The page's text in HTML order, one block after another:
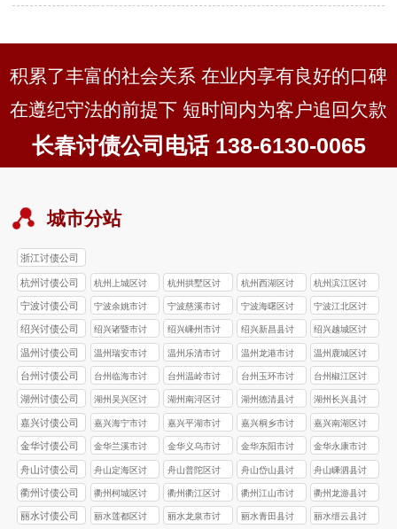
较高比例7%收费**：收费金额为\(100万
\times7…
积累了丰富的社会关系 在业内享有良好的口碑
在遵纪守法的前提下 短时间内为客户追回欠款
长春讨债公司电话 138-6130-0065
城市分站
浙江讨债公司
杭州讨债公司
杭州上城区讨
债公司
杭州拱墅区讨
债公司
杭州西湖区讨
债公司
杭州滨江区讨
债公司
宁波讨债公司
宁波余姚市讨
债公司
宁波慈溪市讨
债公司
宁波海曙区讨
债公司
宁波江北区讨
债公司
绍兴讨债公司
绍兴诸暨市讨
债公司
绍兴嵊州市讨
债公司
绍兴新昌县讨
债公司
绍兴越城区讨
债公司
温州讨债公司
温州瑞安市讨
债公司
温州乐清市讨
债公司
温州龙港市讨
债公司
温州鹿城区讨
债公司
台州讨债公司
台州‌临海市讨
债公司
台州‌温岭市讨
债公司
台州玉环市讨
债公司
台州椒江区讨
债公司
湖州讨债公司
湖州吴兴区讨
债公司
湖州南浔区讨
债公司
湖州德清县讨
债公司
湖州长兴县讨
债公司
嘉兴讨债公司
嘉兴海宁市讨
债公司
嘉兴平湖市讨
债公司
嘉兴桐乡市讨
债公司
嘉兴南湖区讨
债公司
金华讨债公司
金华兰溪市讨
债公司
金华义乌市讨
债公司
金华东阳市讨
债公司
金华永康市讨
债公司
舟山讨债公司
舟山定海区讨
债公司
舟山普陀区讨
债公司
舟山岱山县讨
债公司
舟山嵊泗县讨
债公司
衢州讨债公司
衢州柯城区讨
债公司
衢州衢江区讨
债公司
衢州江山市讨
债公司
衢州龙游县讨
债公司
丽水讨债公司
丽水莲都区讨
丽水龙泉市讨
丽水青田县讨
丽水缙云县讨